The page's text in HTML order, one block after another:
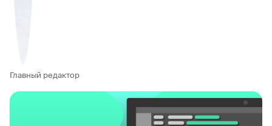
Главный редактор